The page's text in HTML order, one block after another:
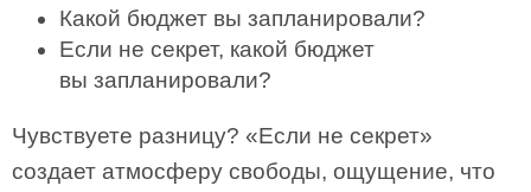
Какой бюджет вы запланировали?
Если не секрет, какой бюджет
вы запланировали?
Чувствуете разницу? «Если не секрет»
создает атмосферу свободы, ощущение, что